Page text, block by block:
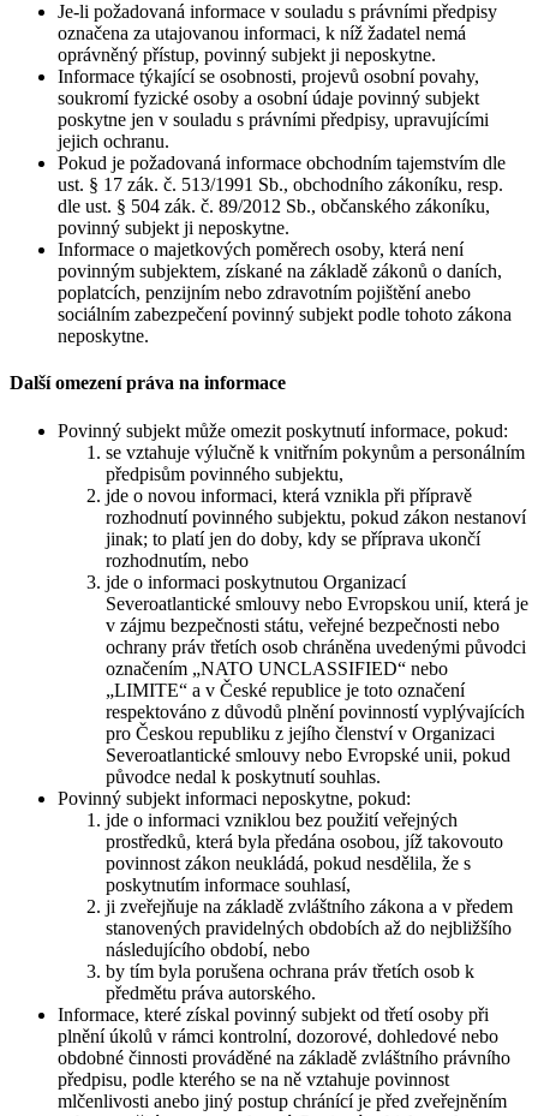
Je-li požadovaná informace v souladu s právními předpisy
označena za utajovanou informaci, k níž žadatel nemá
oprávněný přístup, povinný subjekt ji neposkytne.
Informace týkající se osobnosti, projevů osobní povahy,
soukromí fyzické osoby a osobní údaje povinný subjekt
poskytne jen v souladu s právními předpisy, upravujícími
jejich ochranu.
Pokud je požadovaná informace obchodním tajemstvím dle
ust. § 17 zák. č. 513/1991 Sb., obchodního zákoníku, resp.
dle ust. § 504 zák. č. 89/2012 Sb., občanského zákoníku,
povinný subjekt ji neposkytne.
Informace o majetkových poměrech osoby, která není
povinným subjektem, získané na základě zákonů o daních,
poplatcích, penzijním nebo zdravotním pojištění anebo
sociálním zabezpečení povinný subjekt podle tohoto zákona
neposkytne.
Další omezení práva na informace
Povinný subjekt může omezit poskytnutí informace, pokud:
se vztahuje výlučně k vnitřním pokynům a personálním
předpisům povinného subjektu,
jde o novou informaci, která vznikla při přípravě
rozhodnutí povinného subjektu, pokud zákon nestanoví
jinak; to platí jen do doby, kdy se příprava ukončí
rozhodnutím, nebo
jde o informaci poskytnutou Organizací
Severoatlantické smlouvy nebo Evropskou unií, která je
v zájmu bezpečnosti státu, veřejné bezpečnosti nebo
ochrany práv třetích osob chráněna uvedenými původci
označením „NATO UNCLASSIFIED“ nebo
„LIMITE“ a v České republice je toto označení
respektováno z důvodů plnění povinností vyplývajících
pro Českou republiku z jejího členství v Organizaci
Severoatlantické smlouvy nebo Evropské unii, pokud
původce nedal k poskytnutí souhlas.
Povinný subjekt informaci neposkytne, pokud:
jde o informaci vzniklou bez použití veřejných
prostředků, která byla předána osobou, jíž takovouto
povinnost zákon neukládá, pokud nesdělila, že s
poskytnutím informace souhlasí,
ji zveřejňuje na základě zvláštního zákona a v předem
stanovených pravidelných obdobích až do nejbližšího
následujícího období, nebo
by tím byla porušena ochrana práv třetích osob k
předmětu práva autorského.
Informace, které získal povinný subjekt od třetí osoby při
plnění úkolů v rámci kontrolní, dozorové, dohledové nebo
obdobné činnosti prováděné na základě zvláštního právního
předpisu, podle kterého se na ně vztahuje povinnost
mlčenlivosti anebo jiný postup chránící je před zveřejněním